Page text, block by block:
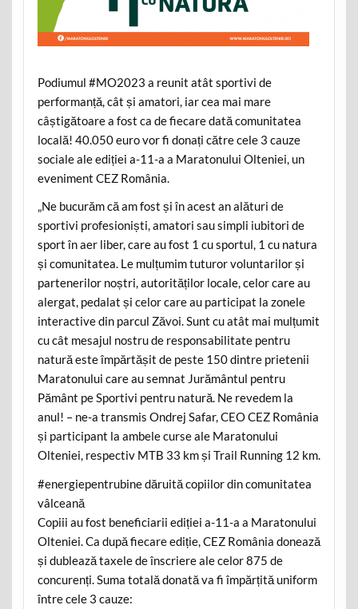
Podiumul #MO2023 a reunit atât sportivi de
performanță, cât și amatori, iar cea mai mare
câștigătoare a fost ca de fiecare dată comunitatea
locală! 40.050 euro vor fi donați către cele 3 cauze
sociale ale ediției a-11-a a Maratonului Olteniei, un
eveniment CEZ România.
„Ne bucurăm că am fost și în acest an alături de
sportivi profesioniști, amatori sau simpli iubitori de
sport în aer liber, care au fost 1 cu sportul, 1 cu natura
și comunitatea. Le mulțumim tuturor voluntarilor și
partenerilor noștri, autorităților locale, celor care au
alergat, pedalat și celor care au participat la zonele
interactive din parcul Zăvoi. Sunt cu atât mai mulțumit
cu cât mesajul nostru de responsabilitate pentru
natură este împărtășit de peste 150 dintre prietenii
Maratonului care au semnat Jurământul pentru
Pământ pe Sportivi pentru natură. Ne revedem la
anul! – ne-a transmis Ondrej Safar, CEO CEZ România
și participant la ambele curse ale Maratonului
Olteniei, respectiv MTB 33 km și Trail Running 12 km.
#energiepentrubine dăruită copiilor din comunitatea
vâlceană
Copiii au fost beneficiarii ediției a-11-a a Maratonului
Olteniei. Ca după fiecare ediție, CEZ România donează
și dublează taxele de înscriere ale celor 875 de
concurenți. Suma totală donată va fi împărțită uniform
între cele 3 cauze: